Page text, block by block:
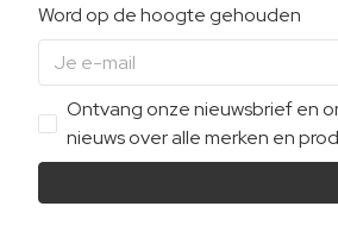
Word op de hoogte gehouden
Ontvang onze nieuwsbrief en
nieuws over alle merken en